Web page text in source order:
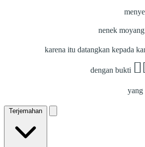
nenek
karena itu datangkan kepada
dengan bukti
yang
Terjemahan